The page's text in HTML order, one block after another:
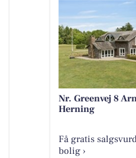
Nr. Greenvej 8
Herning
Få gratis
bolig ›